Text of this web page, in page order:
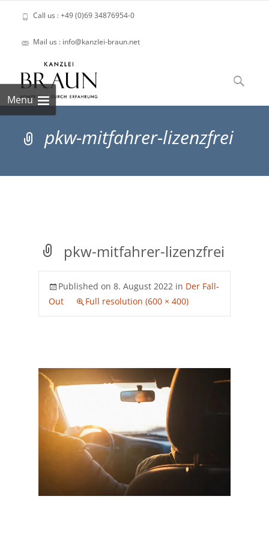
Call us : +49 (0)69 34876954-0
Mail us : info@kanzlei-braun.net
Menu
to
content
Suchen
nach:
pkw-mitfahrer-lizenzfrei
pkw-mitfahrer-lizenzfrei
Published on 8. August 2022 in Der Fall-
Out
Full resolution (600 × 400)